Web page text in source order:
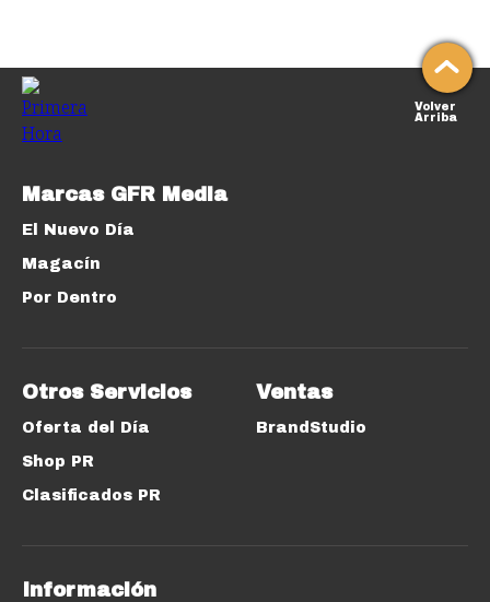
Volver
Arriba
Marcas GFR Media
El Nuevo Día
Magacín
Por Dentro
Otros Servicios
Oferta del Día
Shop PR
Clasificados PR
Ventas
BrandStudio
Información